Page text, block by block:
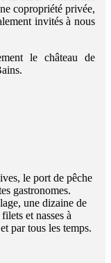
copropriété privée,
invités à nous
le château de
le port de pêche
gastronomes.
une dizaine de
et nasses à
par tous les temps.